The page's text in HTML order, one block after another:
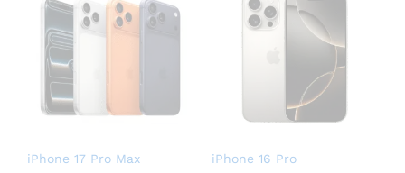
iPhone 17 Pro Max iPhone 16 Pro